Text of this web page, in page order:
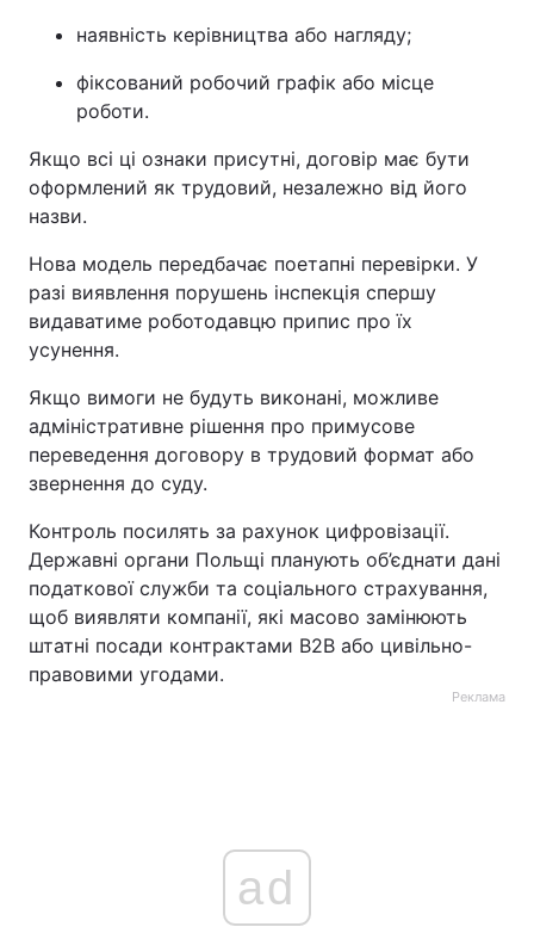
наявність керівництва або нагляду;
фіксований робочий графік або місце
роботи.
Якщо всі ці ознаки присутні, договір має бути
оформлений як трудовий, незалежно від його
назви.
Нова модель передбачає поетапні перевірки. У
разі виявлення порушень інспекція спершу
видаватиме роботодавцю припис про їх
усунення.
Якщо вимоги не будуть виконані, можливе
адміністративне рішення про примусове
переведення договору в трудовий формат або
звернення до суду.
Контроль посилять за рахунок цифровізації.
Державні органи Польщі планують об’єднати дані
податкової служби та соціального страхування,
щоб виявляти компанії, які масово замінюють
штатні посади контрактами B2B або цивільно-
правовими угодами.
Реклама
ad